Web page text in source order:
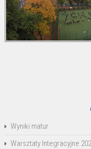
Wyniki matur
Warsztaty Integracyjne